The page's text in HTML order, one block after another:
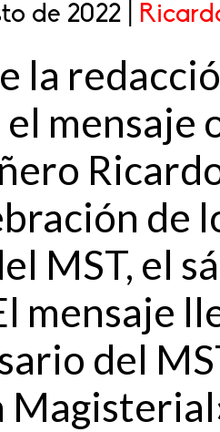
de 2022 |
la
el mensaje
de
MST, el
mensaje
del